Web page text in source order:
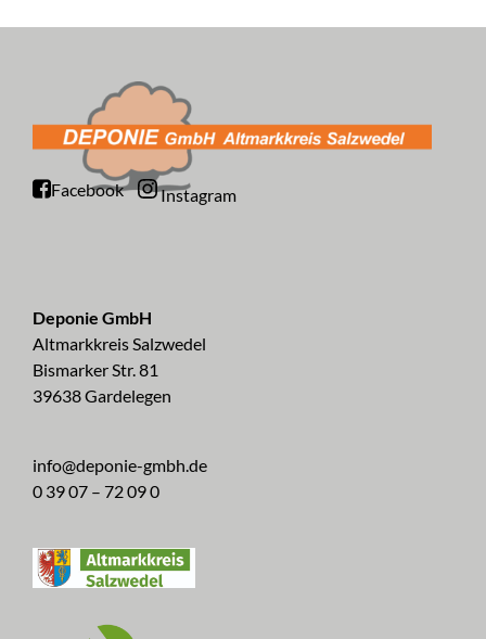
Facebook Instagram
Deponie GmbH
Altmarkkreis Salzwedel
Bismarker Str. 81
39638 Gardelegen
info@deponie-gmbh.de
0 39 07 – 72 09 0